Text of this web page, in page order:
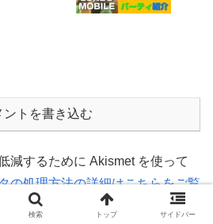
ントを書き込む
減するために Akismet を使って
の処理方法の詳細はこちらをご覧
検索 トップ サイドバー